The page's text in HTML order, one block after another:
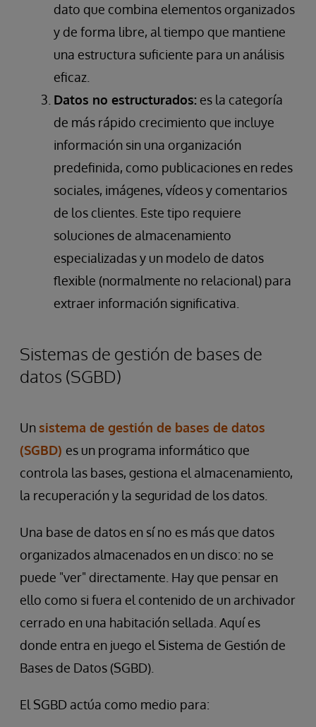
dato que combina elementos organizados
y de forma libre, al tiempo que mantiene
una estructura suficiente para un análisis
eficaz.
Datos no estructurados: es la categoría
de más rápido crecimiento que incluye
información sin una organización
predefinida, como publicaciones en redes
sociales, imágenes, vídeos y comentarios
de los clientes. Este tipo requiere
soluciones de almacenamiento
especializadas y un modelo de datos
flexible (normalmente no relacional) para
extraer información significativa.
Sistemas de gestión de bases de
datos (SGBD)
Un sistema de gestión de bases de datos
(SGBD) es un programa informático que
controla las bases, gestiona el almacenamiento,
la recuperación y la seguridad de los datos.
Una base de datos en sí no es más que datos
organizados almacenados en un disco: no se
puede "ver" directamente. Hay que pensar en
ello como si fuera el contenido de un archivador
cerrado en una habitación sellada. Aquí es
donde entra en juego el Sistema de Gestión de
Bases de Datos (SGBD).
El SGBD actúa como medio para: